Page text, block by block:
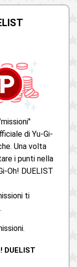
di Yu-Gi-
Una volta
i punti nella
Oh! DUELIST
ti